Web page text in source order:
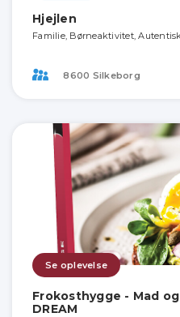
Hjejlen
Familie, Børneaktivitet,
8600 Silkeborg
Se oplevelse
Frokosthygge - Mad
DREAM